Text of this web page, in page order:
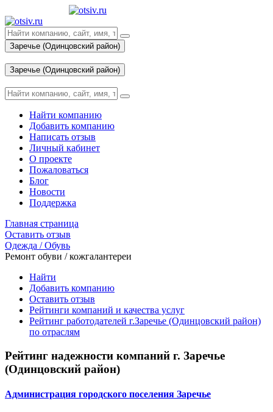
Заречье (Одинцовский район)
Заречье (Одинцовский район)
Найти компанию
Добавить компанию
Написать отзыв
Личный кабинет
О проекте
Пожаловаться
Блог
Новости
Поддержка
Главная страница
Оставить отзыв
Одежда / Обувь
Ремонт обуви / кожгалантереи
Найти
Добавить компанию
Оставить отзыв
Рейтинги компаний и качества услуг
Рейтинг работодателей г.Заречье (Одинцовский район)
по отраслям
Рейтинг надежности компаний г. Заречье
(Одинцовский район)
Администрация городского поселения Заречье